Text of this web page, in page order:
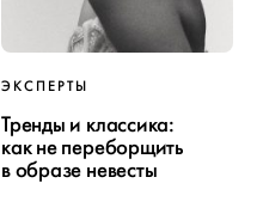
ЭКСПЕРТЫ
Тренды и классика:
как не переборщить
в образе невесты